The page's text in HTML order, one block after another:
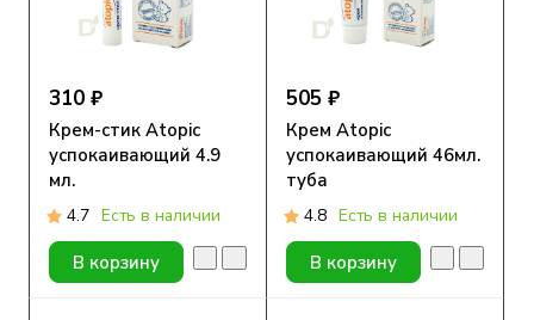
310 ₽
Крем-стик Atopic
успокаивающий 4.9
мл.
4.7 Есть в наличии
В корзину
505 ₽
Крем Atopic
успокаивающий 46мл.
туба
4.8 Есть в наличии
В корзину